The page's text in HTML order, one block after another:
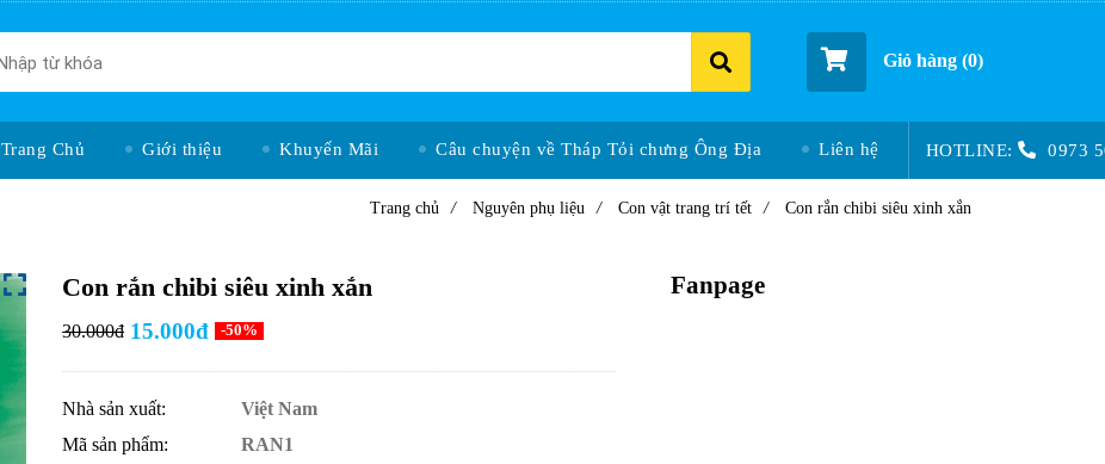
Giỏ hàng (0)
Trang Chủ Giới thiệu Khuyến Mãi Câu chuyện về Tháp Tỏi chưng Ông Địa Liên hệ HOTLINE: 0973
Trang chủ / Nguyên phụ liệu / Con vật trang trí tết / Con rắn chibi siêu xinh xắn
Con rắn chibi siêu xinh xắn
30.000đ 15.000đ -50%
Nhà sản xuất:
Việt Nam
Mã sản phẩm:
RAN1
Fanpage